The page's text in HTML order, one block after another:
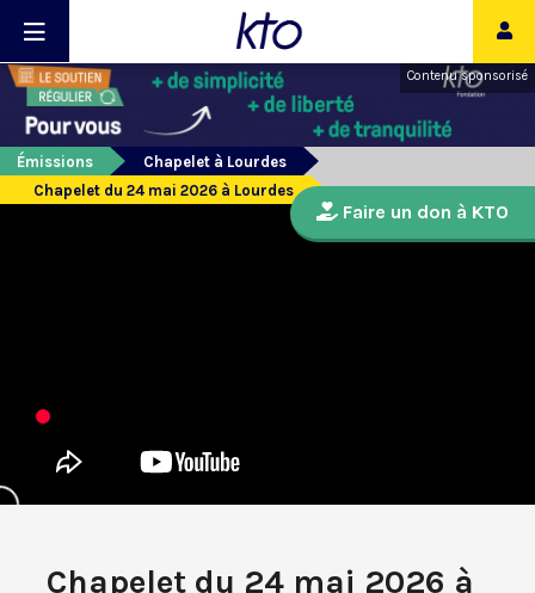
Contenu sponsorisé
Émissions
Chapelet à Lourdes
Chapelet du 24 mai 2026 à Lourdes
Chapelet du 24 mai 2026 à
Faire un don à KTO